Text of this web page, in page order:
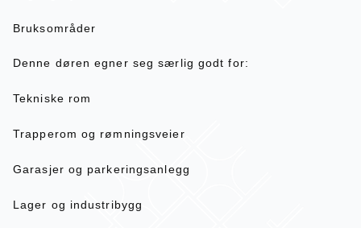
Bruksområder
Denne døren egner seg særlig godt for:
Tekniske rom
Trapperom og rømningsveier
Garasjer og parkeringsanlegg
Lager og industribygg